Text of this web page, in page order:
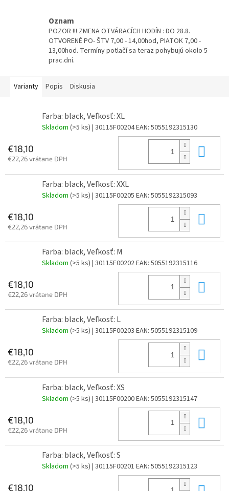
Oznam
POZOR !!! ZMENA OTVÁRACÍCH HODÍN : DO 28.8.
OTVORENÉ PO- ŠTV 7,00 - 14,00hod, PIATOK 7,00 -
13,00hod. Termíny potlačí sa teraz pohybujú okolo 5
prac.dní.
Varianty Popis Diskusia
Farba: black, Veľkosť: XL
Skladom (>5 ks) | 30115F00204EAN: 5055192315130
€18,10
€22,26 vrátane DPH
Farba: black, Veľkosť: XXL
Skladom (>5 ks) | 30115F00205 EAN: 5055192315093
€18,10
€22,26 vrátane DPH
Farba: black, Veľkosť: M
Skladom (>5 ks) | 30115F00202EAN: 5055192315116
€18,10
€22,26 vrátane DPH
Farba: black, Veľkosť: L
Skladom (>5 ks) | 30115F00203 EAN: 5055192315109
€18,10
€22,26 vrátane DPH
Farba: black, Veľkosť: XS
Skladom (>5 ks) | 30115F00200EAN: 5055192315147
€18,10
€22,26 vrátane DPH
Farba: black, Veľkosť: S
Skladom (>5 ks) | 30115F00201 EAN: 5055192315123
€18,10